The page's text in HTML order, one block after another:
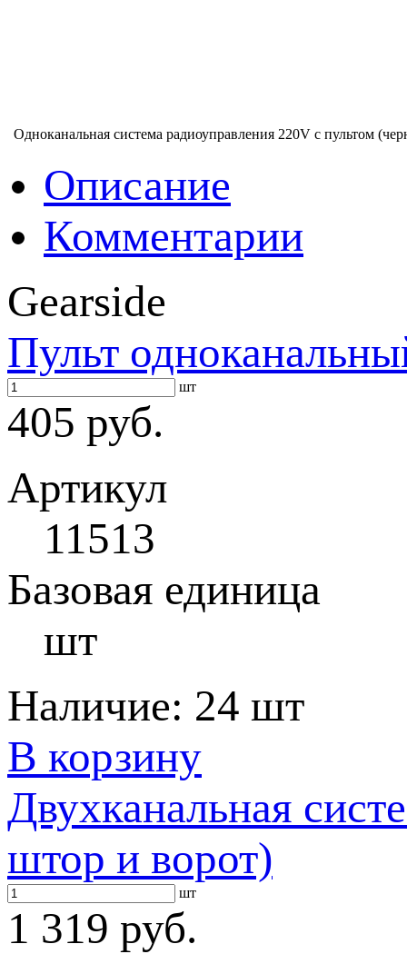
Одноканальная система радиоуправления 220V с пультом
Описание
Комментарии
Gearside
Пульт
шт
405 руб.
Артикул
11513
Базовая единица
шт
Наличие: 24 шт
В корзину
Двухканальная
штор и ворот)
шт
1 319 руб.